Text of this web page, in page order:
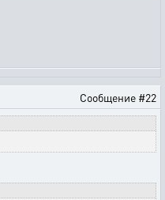
Сообщение #22